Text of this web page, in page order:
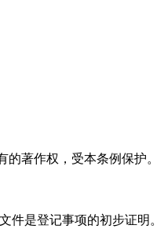
著作权，受本条例保护。
件是登记事项的初步证明。